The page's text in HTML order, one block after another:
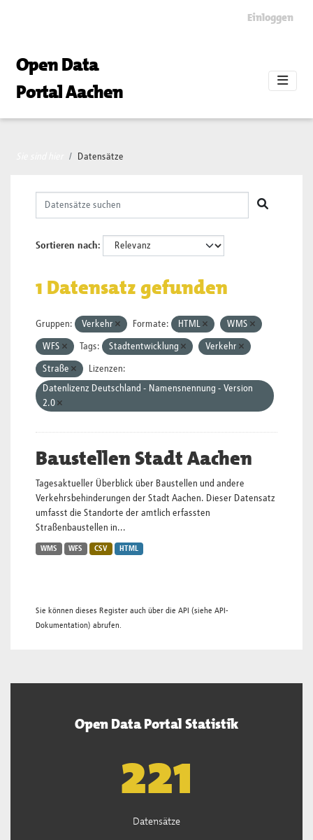
Einloggen
Open Data
Portal Aachen
Datensätze
Sortieren nach
1 Datensatz gefunden
Gruppen: Verkehr Formate: HTML WMS
WFS Tags: Stadtentwicklung Verkehr
Straße
Lizenzen:
Datenlizenz Deutschland - Namensnennung - Version
2.0
Baustellen Stadt Aachen
Tagesaktueller Überblick über Baustellen und andere
Verkehrsbehinderungen der Stadt Aachen. Dieser Datensatz
umfasst die Standorte der amtlich erfassten
Straßenbaustellen in...
WMS WFS CSV HTML
Sie können dieses Register auch über die API (siehe API-
Dokumentation) abrufen.
Open Data Portal Statistik
222
Datensätze